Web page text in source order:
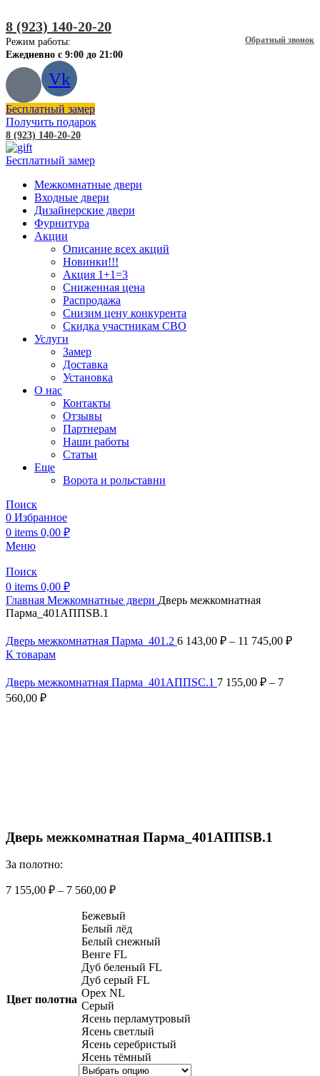
8 (923) 140-20-20
Обратный звонок
Режим работы:
Ежедневно с 9:00 до 21:00
Vk
Бесплатный замер
Получить подарок
8 (923) 140-20-20
Бесплатный замер
Межкомнатные двери
Входные двери
Дизайнерские двери
Фурнитура
Акции
Описание всех акций
Новинки!!!
Акция 1+1=3
Сниженная цена
Распродажа
Снизим цену конкурента
Скидка участникам СВО
Услуги
Замер
Доставка
Установка
О нас
Контакты
Отзывы
Партнерам
Наши работы
Статьи
Еще
Ворота и рольставни
Поиск
0 Избранное
0 items 0,00 ₽
Меню
Поиск
0 items 0,00 ₽
Главная Межкомнатные двери Дверь межкомнатная
Парма_401АППSB.1
Дверь межкомнатная Парма_401.2 6 143,00 ₽ – 11 745,00 ₽
К товарам
Дверь межкомнатная Парма_401АППSC.1 7 155,00 ₽ – 7
560,00 ₽
Дверь межкомнатная Парма_401АППSB.1
За полотно:
7 155,00 ₽ – 7 560,00 ₽
Цвет полотна
Бежевый
Белый лёд
Белый снежный
Венге FL
Дуб беленый FL
Дуб серый FL
Орех NL
Серый
Ясень перламутровый
Ясень светлый
Ясень серебристый
Ясень тёмный